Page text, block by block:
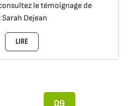
le témoignage de
Dejean
LIRE
09